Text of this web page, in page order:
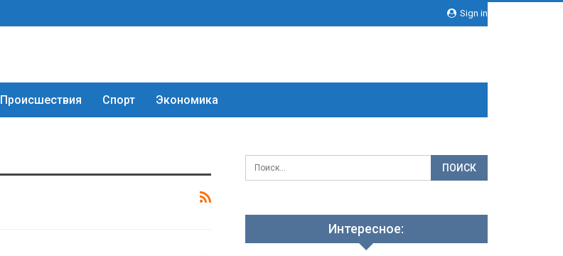
Sign in
Происшествия Спорт Экономика
Интересное: